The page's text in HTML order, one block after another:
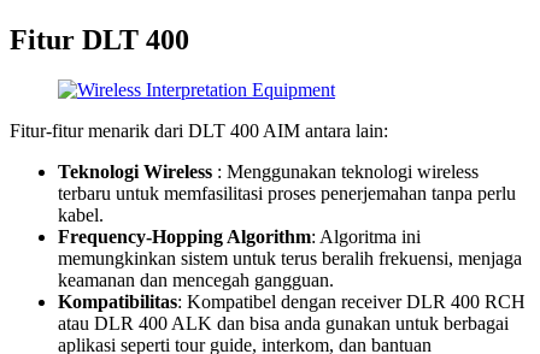
Fitur DLT 400
Fitur-fitur menarik dari DLT 400 AIM antara lain:
Teknologi Wireless : Menggunakan teknologi wireless
terbaru untuk memfasilitasi proses penerjemahan tanpa perlu
kabel.
Frequency-Hopping Algorithm: Algoritma ini
memungkinkan sistem untuk terus beralih frekuensi, menjaga
keamanan dan mencegah gangguan.
Kompatibilitas: Kompatibel dengan receiver DLR 400 RCH
atau DLR 400 ALK dan bisa anda gunakan untuk berbagai
aplikasi seperti tour guide, interkom, dan bantuan